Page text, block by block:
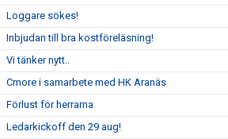
Loggare sökes!
Inbjudan till bra kostföreläsning!
Vi tänker nytt..
Cmore i samarbete med HK Aranäs
Förlust för herrarna
Ledarkickoff den 29 aug!